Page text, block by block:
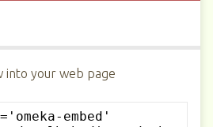
into your web page